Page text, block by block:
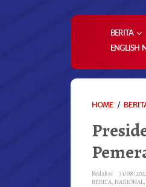
BERITA
ENGLISH
HOME /
Redaksi
31/08/
BERITA, NASIONAL,